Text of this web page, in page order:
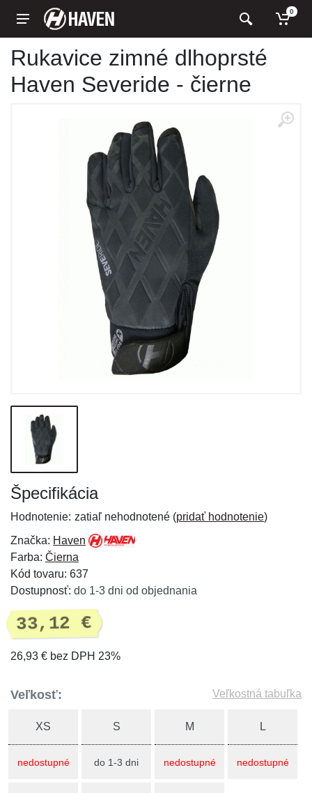
0
Rukavice zimné dlhoprsté
Haven Severide - čierne
Špecifikácia
Hodnotenie: zatiaľ nehodnotené (pridať hodnotenie)
Značka: Haven
Farba: Čierna
Kód tovaru: 637
Dostupnosť: do 1-3 dni od objednania
33,12 €
26,93 € bez DPH 23%
Veľkosť: Veľkostná tabuľka
XS
nedostupné
S
do 1-3 dni
M
nedostupné
L
nedostupné